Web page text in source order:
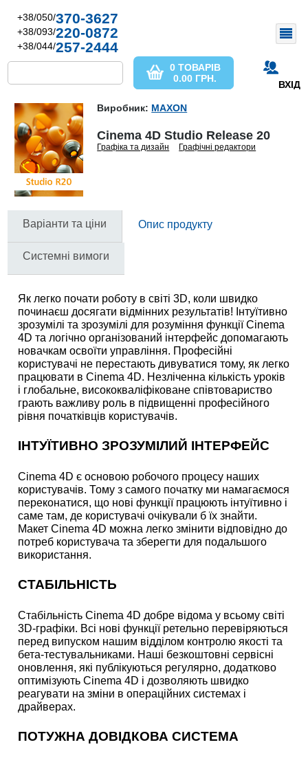
+38/050/370-3627
+38/093/220-0872
+38/044/257-2444
ВХІД
0 ТОВАРІВ
0.00 ГРН.
Виробник: MAXON
Cinema 4D Studio Release 20
Графіка та дизайн Графічні редактори
Варіанти та ціни Опис продукту
Системні вимоги
Як легко почати роботу в світі 3D, коли швидко
починаєш досягати відмінних результатів! Інтуїтивно
зрозумілі та зрозумілі для розуміння функції Cinema
4D та логічно організований інтерфейс допомагають
новачкам освоїти управління. Професійні
користувачі не перестають дивуватися тому, як легко
працювати в Cinema 4D. Незліченна кількість уроків
і глобальне, висококваліфіковане співтовариство
грають важливу роль в підвищенні професійного
рівня початківців користувачів.
ІНТУЇТИВНО ЗРОЗУМІЛИЙ ІНТЕРФЕЙС
Cinema 4D є основою робочого процесу наших
користувачів. Тому з самого початку ми намагаємося
переконатися, що нові функції працюють інтуїтивно і
саме там, де користувачі очікували б їх знайти.
Макет Cinema 4D можна легко змінити відповідно до
потреб користувача та зберегти для подальшого
використання.
СТАБІЛЬНІСТЬ
Стабільність Cinema 4D добре відома у всьому світі
3D-графіки. Всі нові функції ретельно перевіряються
перед випуском нашим відділом контролю якості та
бета-тестувальниками. Наші безкоштовні сервісні
оновлення, які публікуються регулярно, додатково
оптимізують Cinema 4D і дозволяють швидко
реагувати на зміни в операційних системах і
драйверах.
ПОТУЖНА ДОВІДКОВА СИСТЕМА